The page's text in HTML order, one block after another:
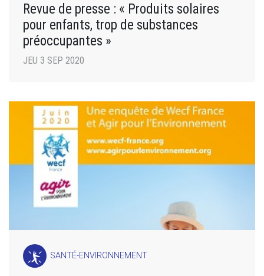
Revue de presse : « Produits solaires
pour enfants, trop de substances
préoccupantes »
JEU 3 SEP 2020
SANTÉ-ENVIRONNEMENT